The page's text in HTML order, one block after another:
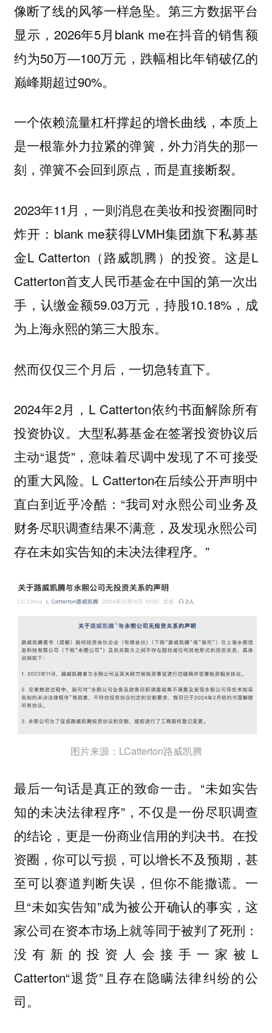
像断了线的风筝一样急坠。第三方数据平台
显示，2026年5月blank me在抖音的销售额
约为50万—100万元，跌幅相比年销破亿的
巅峰期超过90%。
一个依赖流量杠杆撑起的增长曲线，本质上
是一根靠外力拉紧的弹簧，外力消失的那一
刻，弹簧不会回到原点，而是直接断裂。
2023年11月，一则消息在美妆和投资圈同时
炸开：blank me获得LVMH集团旗下私募基
金L Catterton（路威凯腾）的投资。这是L
Catterton首支人民币基金在中国的第一次出
手，认缴金额59.03万元，持股10.18%，成
为上海永熙的第三大股东。
然而仅仅三个月后，一切急转直下。
2024年2月，L Catterton依约书面解除所有
投资协议。大型私募基金在签署投资协议后
主动“退货”，意味着尽调中发现了不可接受
的重大风险。L Catterton在后续公开声明中
直白到近乎冷酷：“我司对永熙公司业务及
财务尽职调查结果不满意，及发现永熙公司
存在未如实告知的未决法律程序。”
图片来源：LCatterton路威凯腾
最后一句话是真正的致命一击。“未如实告
知的未决法律程序”，不仅是一份尽职调查
的结论，更是一份商业信用的判决书。在投
资圈，你可以亏损，可以增长不及预期，甚
至可以赛道判断失误，但你不能撒谎。一
旦“未如实告知”成为被公开确认的事实，这
家公司在资本市场上就等同于被判了死刑：
没有新的投资人会接手一家被L
Catterton“退货”且存在隐瞒法律纠纷的公
司。